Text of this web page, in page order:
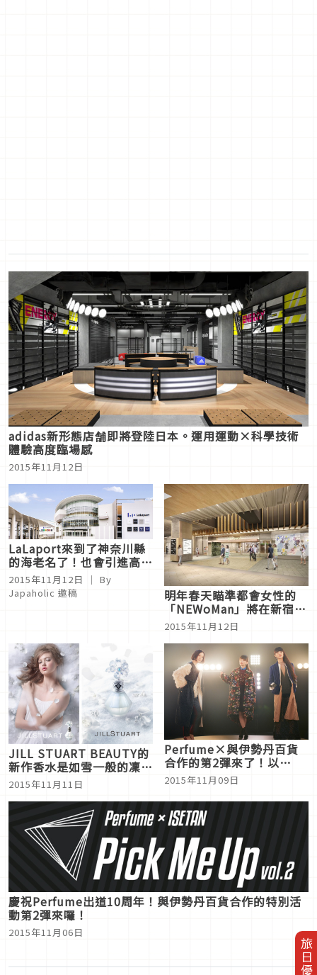
adidas新形態店舗即將登陸日本。運用運動×科學技術
體驗高度臨場感
2015年11月12日
LaLaport來到了神奈川縣
的海老名了！也會引進高島
屋的小型店舗喔
2015年11月12日
｜ By
Japaholic 邀稿
明年春天瞄準都會女性的
「NEWoMan」將在新宿新
南口開幕
2015年11月12日
JILL STUART BEAUTY的
新作香水是如雪一般的凜然
花朵香氣
2015年11月11日
Perfume×與伊勢丹百貨
合作的第2彈來了！以
JAPAN NEW POWER為主
題從時尚到甜點都給你滿滿
的Perfume
2015年11月09日
慶祝Perfume出道10周年！與伊勢丹百貨合作的特別活
動第2彈來囉！
2015年11月06日